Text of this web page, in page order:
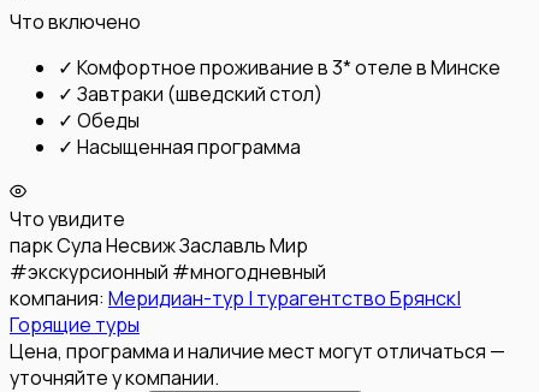
Что включено
✓ Комфортное проживание в 3* отеле в Минске
✓ Завтраки (шведский стол)
✓ Обеды
✓ Насыщенная программа
Что увидите
парк СулаНесвижЗаславльМир
#экскурсионный #многодневный
компания: Меридиан-тур | турагентство Брянск|
Горящие туры
Цена, программа и наличие мест могут отличаться —
уточняйте у компании.